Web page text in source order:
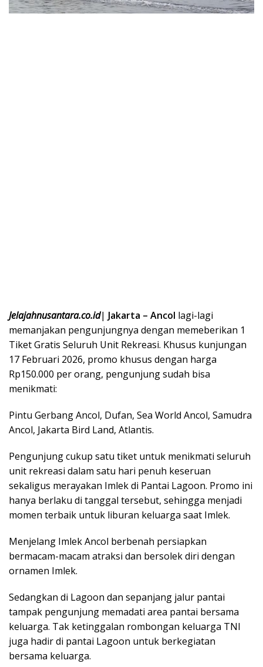
Jelajahnusantara.co.id| Jakarta – Ancol lagi-lagi
memanjakan pengunjungnya dengan memeberikan 1
Tiket Gratis Seluruh Unit Rekreasi. Khusus kunjungan
17 Februari 2026, promo khusus dengan harga
Rp150.000 per orang, pengunjung sudah bisa
menikmati:
Pintu Gerbang Ancol, Dufan, Sea World Ancol, Samudra
Ancol, Jakarta Bird Land, Atlantis.
Pengunjung cukup satu tiket untuk menikmati seluruh
unit rekreasi dalam satu hari penuh keseruan
sekaligus merayakan Imlek di Pantai Lagoon. Promo ini
hanya berlaku di tanggal tersebut, sehingga menjadi
momen terbaik untuk liburan keluarga saat Imlek.
Menjelang Imlek Ancol berbenah persiapkan
bermacam-macam atraksi dan bersolek diri dengan
ornamen Imlek.
Sedangkan di Lagoon dan sepanjang jalur pantai
tampak pengunjung memadati area pantai bersama
keluarga. Tak ketinggalan rombongan keluarga TNI
juga hadir di pantai Lagoon untuk berkegiatan
bersama keluarga.